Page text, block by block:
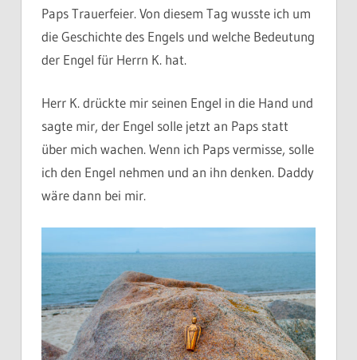
Paps Trauerfeier. Von diesem Tag wusste ich um
die Geschichte des Engels und welche Bedeutung
der Engel für Herrn K. hat.
Herr K. drückte mir seinen Engel in die Hand und
sagte mir, der Engel solle jetzt an Paps statt
über mich wachen. Wenn ich Paps vermisse, solle
ich den Engel nehmen und an ihn denken. Daddy
wäre dann bei mir.